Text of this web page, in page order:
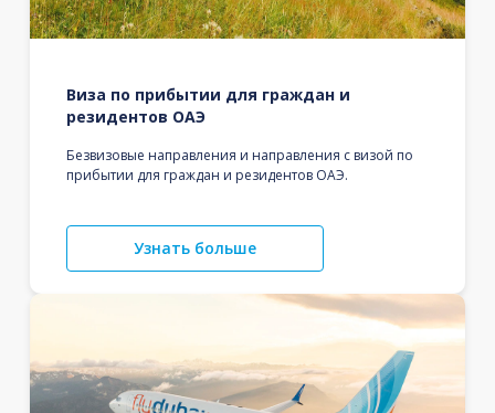
Виза по прибытии для граждан и
резидентов ОАЭ
Безвизовые направления и направления с визой по
прибытии для граждан и резидентов ОАЭ.
Узнать больше